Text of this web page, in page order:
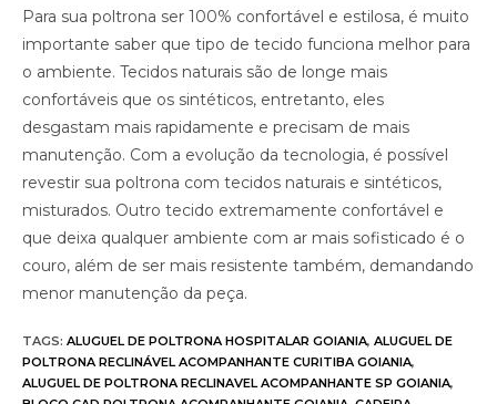
Para sua poltrona ser 100% confortável e estilosa, é muito
importante saber que tipo de tecido funciona melhor para
o ambiente. Tecidos naturais são de longe mais
confortáveis que os sintéticos, entretanto, eles
desgastam mais rapidamente e precisam de mais
manutenção. Com a evolução da tecnologia, é possível
revestir sua poltrona com tecidos naturais e sintéticos,
misturados. Outro tecido extremamente confortável e
que deixa qualquer ambiente com ar mais sofisticado é o
couro, além de ser mais resistente também, demandando
menor manutenção da peça.
TAGS: ALUGUEL DE POLTRONA HOSPITALAR GOIANIA, ALUGUEL DE
POLTRONA RECLINÁVEL ACOMPANHANTE CURITIBA GOIANIA,
ALUGUEL DE POLTRONA RECLINAVEL ACOMPANHANTE SP GOIANIA,